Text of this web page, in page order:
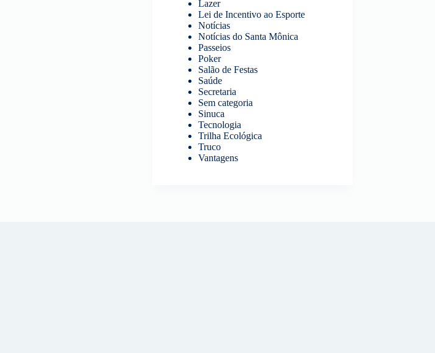
Lazer
Lei de Incentivo ao Esporte
Notícias
Notícias do Santa Mônica
Passeios
Poker
Salão de Festas
Saúde
Secretaria
Sem categoria
Sinuca
Tecnologia
Trilha Ecológica
Truco
Vantagens